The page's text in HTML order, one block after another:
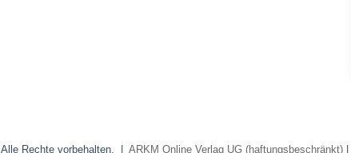
Rechte vorbehalten. | ARKM Online Verlag UG (haftungsbeschränkt)|